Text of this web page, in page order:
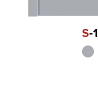
S-1